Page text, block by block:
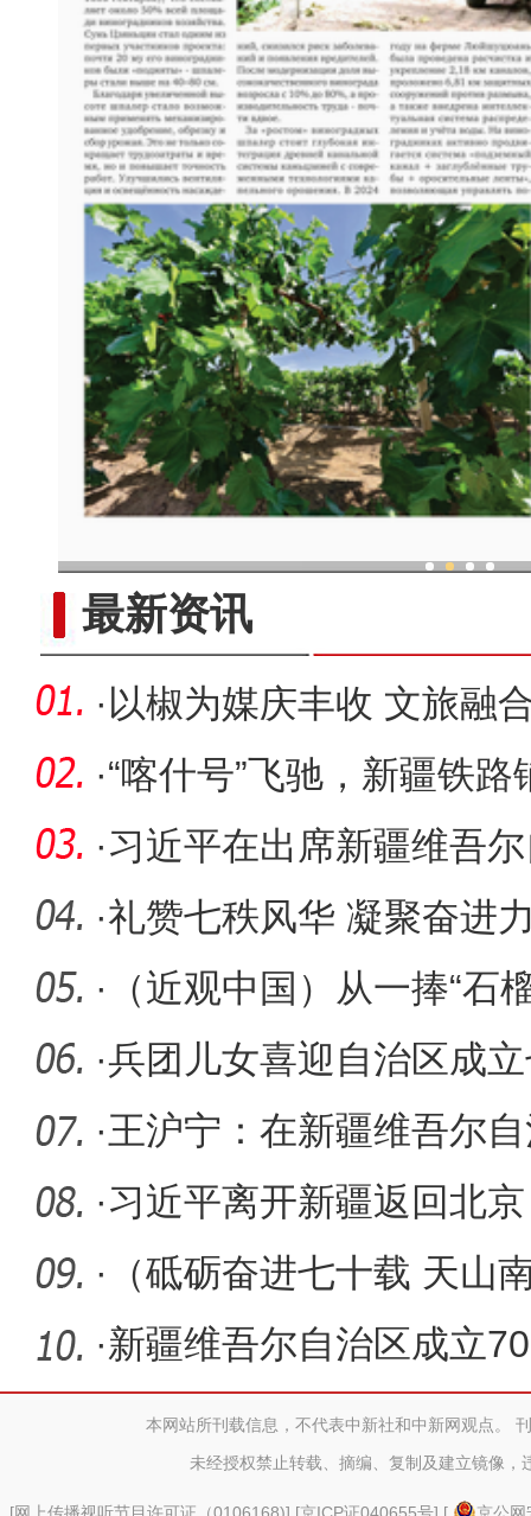
最新资讯
· 以椒为媒庆丰收 文旅融
·“喀什号”飞驰，新疆铁
·习近平在出席新疆维吾
庆祝活动
·礼赞七秩风华 凝聚奋进
·
（近观中国）从一捧“石
疆之
·兵团儿女喜迎自治区成
·王沪宁：在新疆维吾尔
祝大会上
·习近平离开新疆返回北京
·
（砥砺奋进七十载 天山
疗水平正
·新疆维吾尔自治区成立
举行 习近
本网站所刊载信息，不代表中新社和中新网观点。
未经授权禁止转载、摘编、复制及建立镜像，